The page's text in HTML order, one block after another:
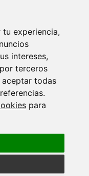
experiencia,
intereses,
terceros
aceptar todas
para
universo de soluciones
de cookies
200
GRATIS